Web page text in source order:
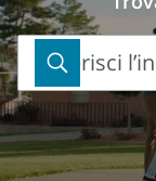
Inserisci
Inserisci
l’indirizzo
completo